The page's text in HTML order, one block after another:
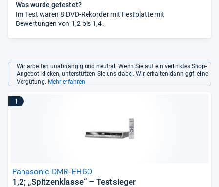
Was wurde getestet?
Im Test waren 8 DVD-Rekorder mit Festplatte mit
Bewertungen von 1,2 bis 1,4.
Wir arbeiten unabhängig und neutral. Wenn Sie auf ein verlinktes Shop-
Angebot klicken, unterstützen Sie uns dabei. Wir erhalten dann ggf. eine
Vergütung. Mehr erfahren
1
Panasonic DMR-EH60
1,2; „Spitzenklasse“ – Testsieger